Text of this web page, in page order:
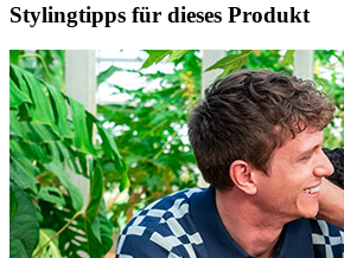
Stylingtipps für dieses Produkt